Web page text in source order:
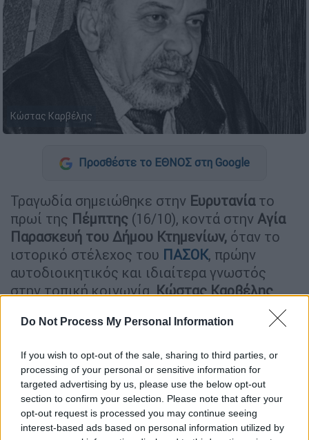
Do Not Process My Personal Information
If you wish to opt-out of the sale, sharing to third parties, or
processing of your personal or sensitive information for
targeted advertising by us, please use the below opt-out
section to confirm your selection. Please note that after your
opt-out request is processed you may continue seeing
interest-based ads based on personal information utilized by
Κώστας Καρβέλης
Προσθέστε το ΕΘΝΟΣ στη Google
Τραγωδία σημειώθηκε στην Ευρυτανίατο
πρωί της Πέμπτης (16/10), κοντά στην Αγία
Παρασκευή του Δήμου Κτημενίων, όταν το
ιστορικό στέλεχος του ΠΑΣΟΚ, πρώην
αυτοδιοικητικός και ιδιαίτερα γνωστός
στην τοπική κοινωνία,Κώστας Καρβέλης
.
ΔΙΑΒΑΣΤΕ ΕΠΙΣΗΣ
Πολιτική|16.10.2025 13:44
Ανδρουλάκης για Μητσοτάκη στη
Βουλή: «Άλλο στρατηγική σχέση και
άλλο ανοχή σε μια γενοκτονία»